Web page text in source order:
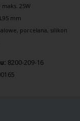
maks. 25W
mm
porcelana, silikon
8200-209-16